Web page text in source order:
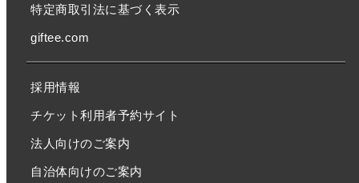
特定商取引法に基づく表示
giftee.com
採用情報
チケット利用者予約サイト
法人向けのご案内
自治体向けのご案内